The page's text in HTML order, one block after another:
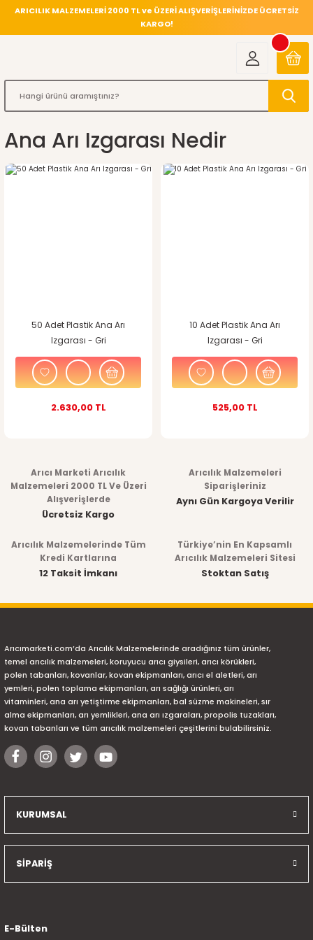
ARICILIK MALZEMELERİ 2000 TL ve ÜZERİ ALIŞVERİŞLERİNİZDE ÜCRETSİZ
KARGO!
Ana Arı Izgarası Nedir
50 Adet Plastik Ana Arı
Izgarası - Gri
2.630,00 TL
10 Adet Plastik Ana Arı
Izgarası - Gri
525,00 TL
Arıcı Marketi Arıcılık
Malzemeleri 2000 TL Ve Üzeri
Alışverişlerde
Ücretsiz Kargo
Arıcılık Malzemeleri
Siparişleriniz
Aynı Gün Kargoya Verilir
Arıcılık Malzemelerinde Tüm
Kredi Kartlarına
12 Taksit İmkanı
Türkiye’nin En Kapsamlı
Arıcılık Malzemeleri Sitesi
Stoktan Satış
Arıcımarketi.com’da Arıcılık Malzemelerinde aradığınız tüm ürünler,
temel arıcılık malzemeleri, koruyucu arıcı giysileri, arıcı körükleri,
polen tabanları, kovanlar, kovan ekipmanları, arıcı el aletleri, arı
yemleri, polen toplama ekipmanları, arı sağlığı ürünleri, arı
vitaminleri, ana arı yetiştirme ekipmanları, bal süzme makineleri, sır
alma ekipmanları, arı yemlikleri, ana arı ızgaraları, propolis tuzakları,
kovan tabanları ve tüm arıcılık malzemeleri çeşitlerini bulabilirsiniz.
KURUMSAL
SİPARİŞ
E-Bülten